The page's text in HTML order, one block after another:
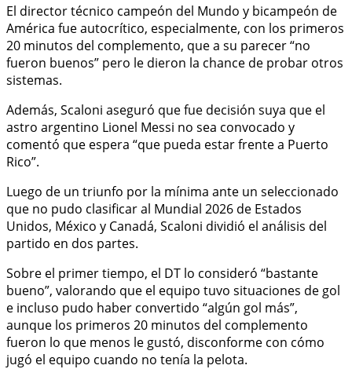
El director técnico campeón del Mundo y bicampeón de
América fue autocrítico, especialmente, con los primeros
20 minutos del complemento, que a su parecer “no
fueron buenos” pero le dieron la chance de probar otros
sistemas.
Además, Scaloni aseguró que fue decisión suya que el
astro argentino Lionel Messi no sea convocado y
comentó que espera “que pueda estar frente a Puerto
Rico”.
Luego de un triunfo por la mínima ante un seleccionado
que no pudo clasificar al Mundial 2026 de Estados
Unidos, México y Canadá, Scaloni dividió el análisis del
partido en dos partes.
Sobre el primer tiempo, el DT lo consideró “bastante
bueno”, valorando que el equipo tuvo situaciones de gol
e incluso pudo haber convertido “algún gol más”,
aunque los primeros 20 minutos del complemento
fueron lo que menos le gustó, disconforme con cómo
jugó el equipo cuando no tenía la pelota.